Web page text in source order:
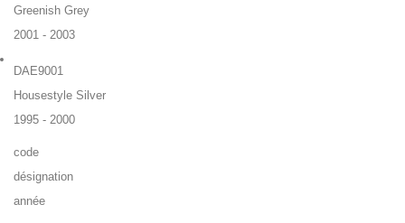
Greenish Grey
2001 - 2003
DAE9001
Housestyle Silver
1995 - 2000
code
désignation
année